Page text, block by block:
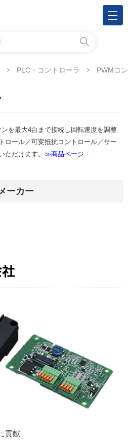
PLC・コントローラ PWMコ
を最大4台まで接続し回転速度を調整
ロール／可変抵抗コントロール／サー
ただけます。 ≫商品ページ
ーカー
貢献